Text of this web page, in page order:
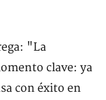
"La
clave: ya
con éxito en